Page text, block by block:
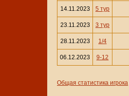
14.11.2023 5 тур
23.11.2023 3 тур
28.11.2023 1/4
06.12.2023 9-12
Общая статистика игрока